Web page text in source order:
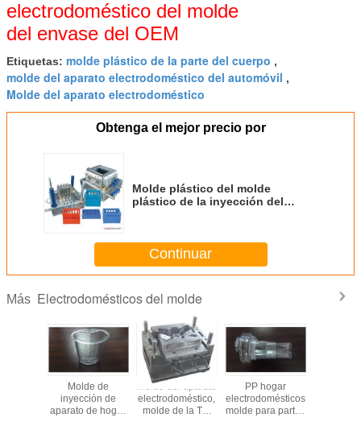
Etiquetas: molde plástico de la parte del cuerpo ,
molde del aparato electrodoméstico del automóvil ,
Molde del aparato electrodoméstico
Obtenga el mejor precio por
Molde plástico del molde
plástico de la inyección del
envase del OEM
Continuar
Más Electrodomésticos del molde
Molde de
inyección de
aparato de hogar
Molde del aparato
electrodoméstico,
molde de la TV,
PP hogar
electrodomésticos
molde para partes